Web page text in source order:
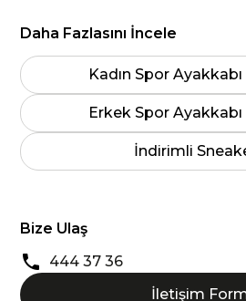
Daha Fazlasını İncele
Kadın Spor
Erkek Spor
İndirimli
Bize Ulaş
444 37 36
İletişim